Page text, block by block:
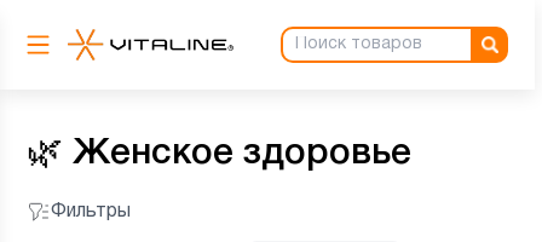
🌿 Женское здоровье
Фильтры